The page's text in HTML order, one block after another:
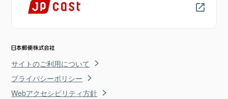
サイトのご利用について
プライバシーポリシー
Webアクセシビリティ方針